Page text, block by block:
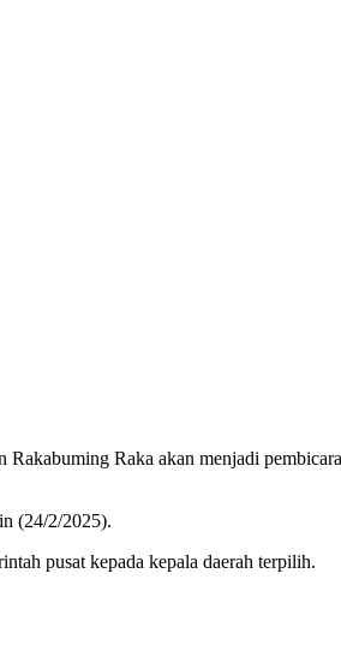
Raka akan menjadi
(24/2/2025).
pusat kepada kepala daerah terpilih.